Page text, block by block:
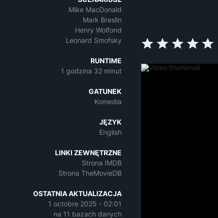
Mike MacDonald
Mark Breslin
Henry Wolfond
Leonard Smofsky
RUNTIME
1 godzina 32 minut
GATUNEK
Komedia
JĘZYK
English
LINKI ZEWNĘTRZNE
Strona IMDB
Strona TheMovieDB
OSTATNIA AKTUALIZACJA
1 octobre 2025 - 02:01
na 11 bazach danych